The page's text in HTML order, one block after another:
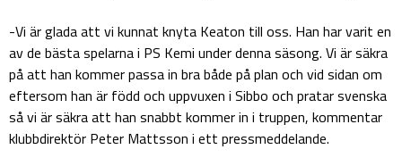
-Vi är glada att vi kunnat knyta Keaton till oss. Han har varit en
av de bästa spelarna i PS Kemi under denna säsong. Vi är säkra
på att han kommer passa in bra både på plan och vid sidan om
eftersom han är född och uppvuxen i Sibbo och pratar svenska
så vi är säkra att han snabbt kommer in i truppen, kommentar
klubbdirektör Peter Mattsson i ett pressmeddelande.